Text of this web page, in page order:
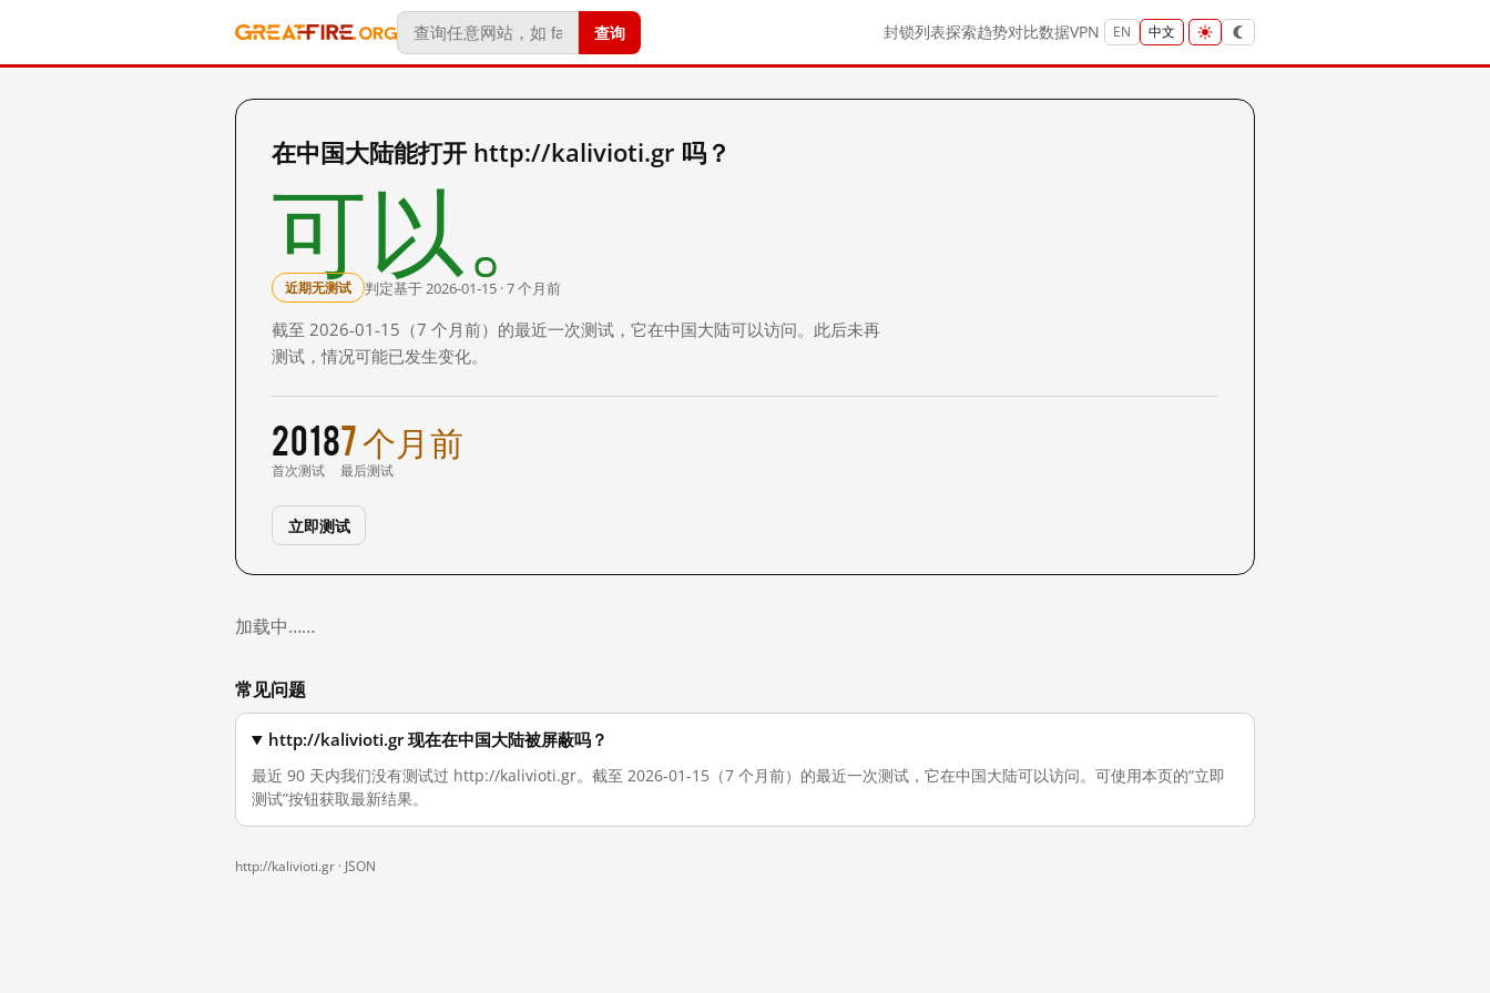
查询 封锁列表探索趋势对比数据VPN EN 中文
在中国大陆能打开 http://kalivioti.gr 吗？
可以。
近期无测试 判定基于 2026-01-15 · 7 个月前
截至 2026-01-15（7 个月前）的最近一次测试，它在中国大陆可以访问。此后未再
测试，情况可能已发生变化。
2018
首次测试
7 个月前
最后测试
立即测试
加载中……
常见问题
http://kalivioti.gr 现在在中国大陆被屏蔽吗？
最近 90 天内我们没有测试过 http://kalivioti.gr。截至 2026-01-15（7 个月前）的最近一次测试，它在中国大陆可以访问。可使用本页的“立即
测试”按钮获取最新结果。
http://kalivioti.gr · JSON